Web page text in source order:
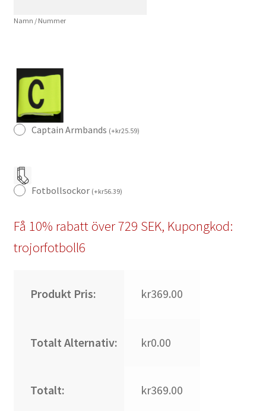
mängd
Namn / Nummer
Captain Armbands (+kr25.59)
Fotbollsockor (+kr56.39)
Få 10% rabatt över 729 SEK, Kupongkod:
trojorfotboll6
Produkt Pris: kr369.00
Totalt Alternativ: kr0.00
Totalt: kr369.00